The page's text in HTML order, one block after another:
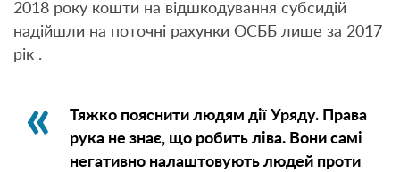
2018 року кошти на відшкодування субсидій
надійшли на поточні рахунки ОСББ лише за 2017
рік .
Тяжко пояснити людям дії Уряду. Права
рука не знає, що робить ліва. Вони самі
негативно налаштовують людей проти